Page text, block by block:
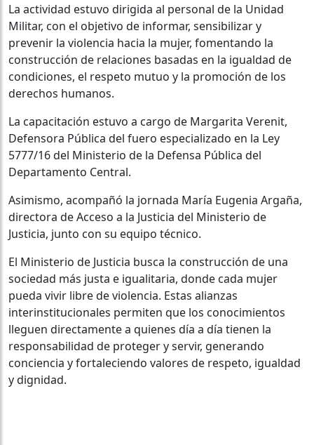
La actividad estuvo dirigida al personal de la Unidad
Militar, con el objetivo de informar, sensibilizar y
prevenir la violencia hacia la mujer, fomentando la
construcción de relaciones basadas en la igualdad de
condiciones, el respeto mutuo y la promoción de los
derechos humanos.
La capacitación estuvo a cargo de Margarita Verenit,
Defensora Pública del fuero especializado en la Ley
5777/16 del Ministerio de la Defensa Pública del
Departamento Central.
Asimismo, acompañó la jornada María Eugenia Argaña,
directora de Acceso a la Justicia del Ministerio de
Justicia, junto con su equipo técnico.
El Ministerio de Justicia busca la construcción de una
sociedad más justa e igualitaria, donde cada mujer
pueda vivir libre de violencia. Estas alianzas
interinstitucionales permiten que los conocimientos
lleguen directamente a quienes día a día tienen la
responsabilidad de proteger y servir, generando
conciencia y fortaleciendo valores de respeto, igualdad
y dignidad.